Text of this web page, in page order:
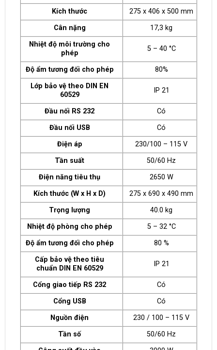
Kích thước
275 x 406 x 500 mm
Cân nặng
17,3 kg
Nhiệt độ môi trường cho
phép
5 – 40 °C
Độ ẩm tương đối cho phép
80%
Lớp bảo vệ theo DIN EN
60529
IP 21
Đầu nối RS 232
Có
Đầu nối USB
Có
Điện áp
230/100 – 115 V
Tần suất
50/60 Hz
Điện năng tiêu thụ
2650 W
Kích thước (W x H x D)
275 x 690 x 490 mm
Trọng lượng
40.0 kg
Nhiệt độ phòng cho phép
5 – 32 °C
Độ ẩm tương đối cho phép
80 %
Cấp bảo vệ theo tiêu
chuẩn DIN EN 60529
IP 21
Cổng giao tiếp RS 232
Có
Cổng USB
Có
Nguồn điện
230 / 100 – 115 V
Tần số
50/60 Hz